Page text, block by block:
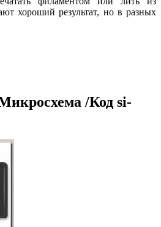
хороший результат, но в разных
/Код si-